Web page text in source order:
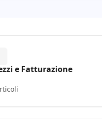
e Fatturazione